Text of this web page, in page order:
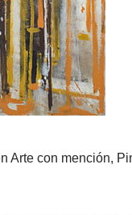
Arte con mención,